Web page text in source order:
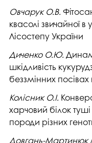
Овчарук О.В.
квасолі звичайної
Лісостепу України
Диченко О.Ю.
шкідливість
беззмінних посівах
Колісник О.І.
харчовий білок
породи різних
Довгань-Мартинюк